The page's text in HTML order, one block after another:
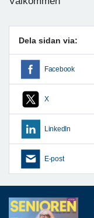
Dela sidan via:
Facebook
X
LinkedIn
E-post